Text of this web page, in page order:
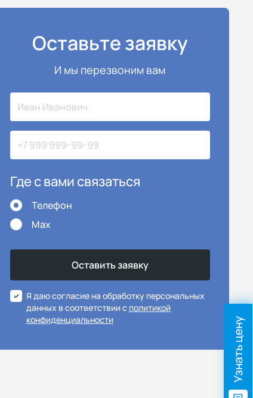
Оставьте заявку
И мы перезвоним вам
Где с вами связаться
Телефон
Max
Я даю согласие на обработку персональных
данных в соответствии с политикой
конфиденциальности
Узнать цену